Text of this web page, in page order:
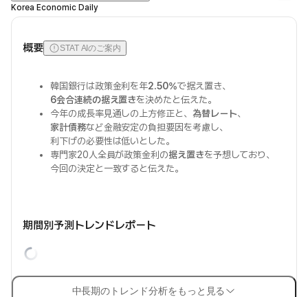
Korea Economic Daily
概要 STAT AIのご案内
韓国銀行は政策金利を年2.50%で据え置き、
6会合連続の据え置きを決めたと伝えた。
今年の成長率見通しの上方修正と、 為替レート、
家計債務など金融安定の負担要因を考慮し、
利下げの必要性は低いとした。
専門家20人全員が政策金利の据え置きを予想しており、
今回の決定と一致すると伝えた。
期間別予測トレンドレポート
中長期のトレンド分析をもっと見る